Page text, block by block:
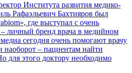
Института развития медико-
Рафаэльевич Бахтияров был
где выступал с очень
– личный бренд врача в медийном
сегодня очень помогают врачу
наоборот – пациентам найти
для этого доктору необходимо